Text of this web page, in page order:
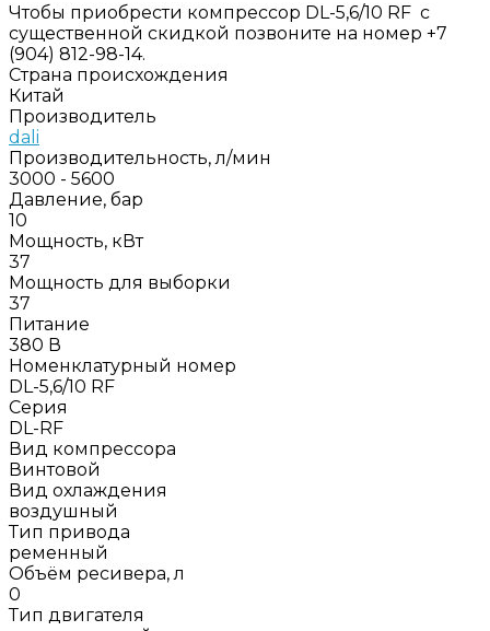
Чтобы приобрести компрессор DL-5,6/10 RF с
существенной скидкой позвоните на номер +7
(904) 812-98-14.
Страна происхождения
Китай
Производитель
dali
Производительность, л/мин
3000 - 5600
Давление, бар
10
Мощность, кВт
37
Мощность для выборки
37
Питание
380 В
Номенклатурный номер
DL-5,6/10 RF
Серия
DL-RF
Вид компрессора
Винтовой
Вид охлаждения
воздушный
Тип привода
ременный
Объём ресивера, л
0
Тип двигателя